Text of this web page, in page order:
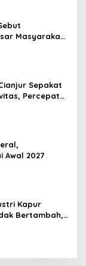
Masyarakat
Sepakat
Percepat
Awal 2027
Kapur
Bertambah,